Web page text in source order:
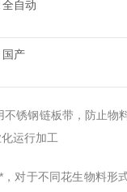
全自动
国产
锈钢链板带，防止物
运行加工
对于不同花生物料形